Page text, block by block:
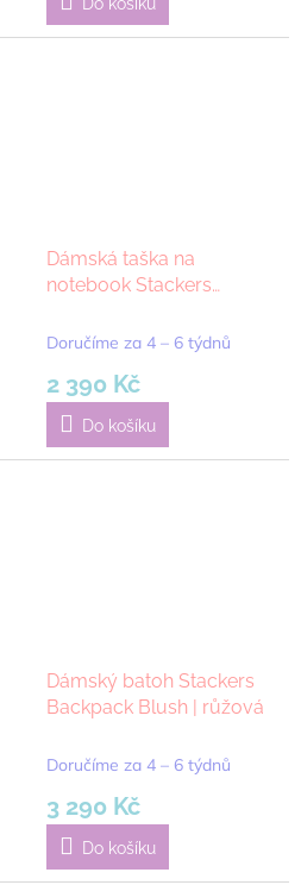
Do košíku
Dámská taška na
notebook Stackers
tmavě modrá
Doručíme za 4 – 6 týdnů
2 390 Kč
Do košíku
Dámský batoh Stackers
Backpack Blush | růžová
Doručíme za 4 – 6 týdnů
3 290 Kč
Do košíku